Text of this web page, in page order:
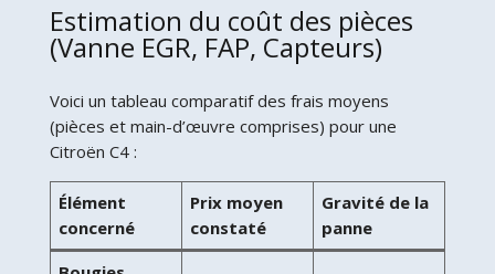
Estimation du coût des pièces
(Vanne EGR, FAP, Capteurs)
Voici un tableau comparatif des frais moyens
(pièces et main-d’œuvre comprises) pour une
Citroën C4 :
Élément
concerné
Prix moyen
constaté
Gravité de la
panne